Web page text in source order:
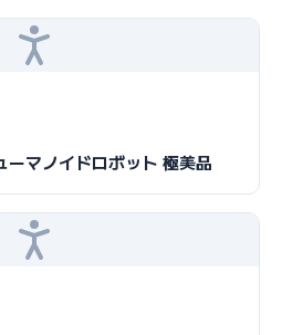
マノイドロボット 極美品